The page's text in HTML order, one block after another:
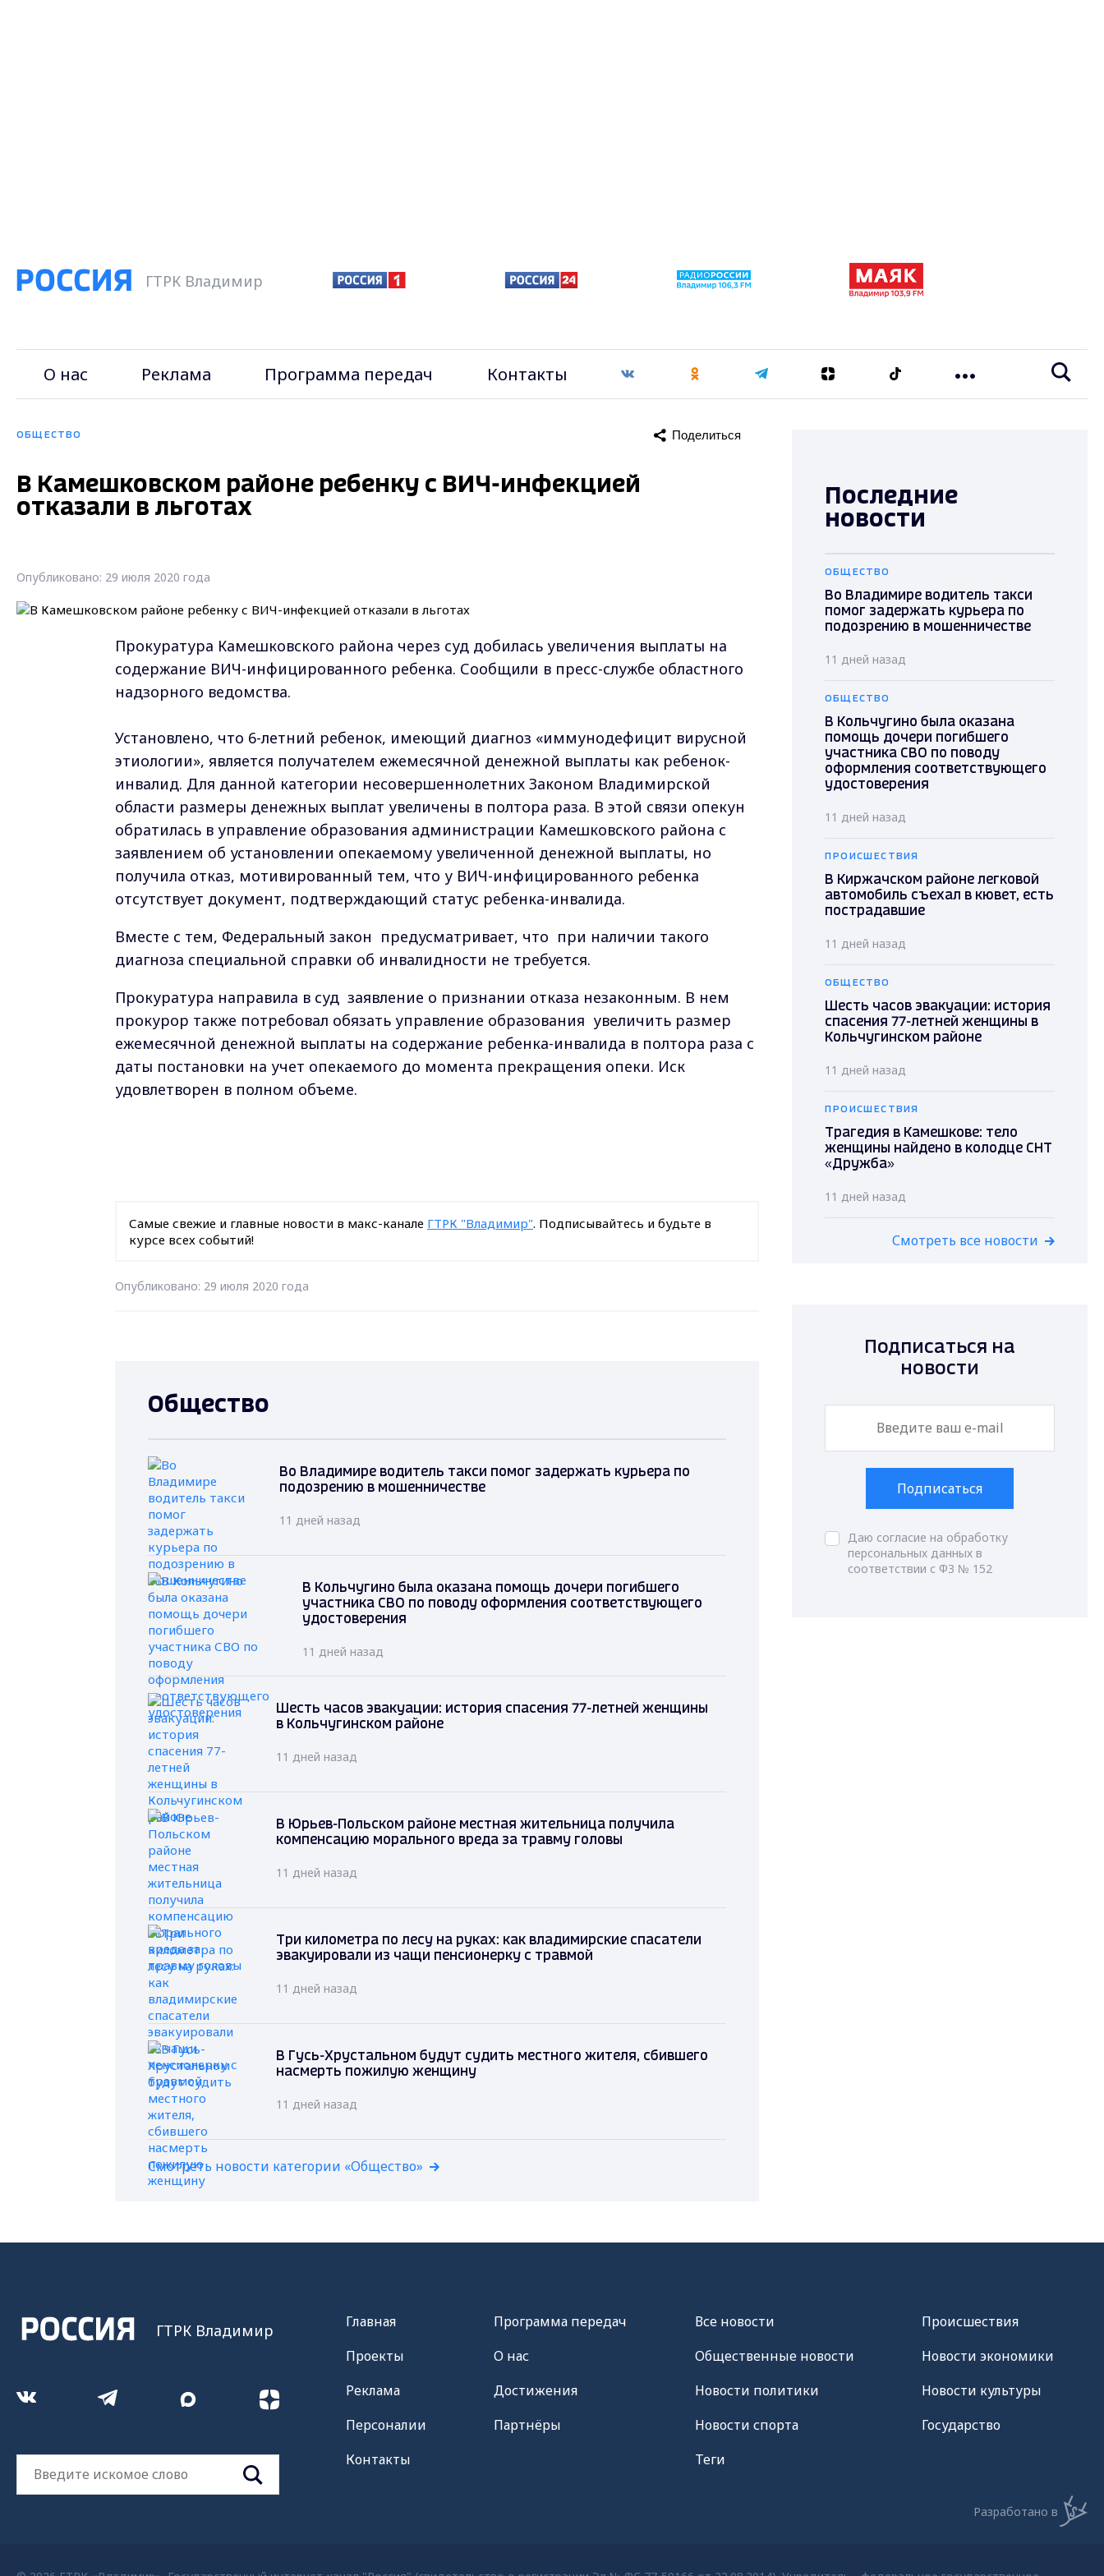
ГТРК Владимир
О нас Реклама Программа передач Контакты
ОБЩЕСТВО Поделиться
В Камешковском районе ребенку с ВИЧ-инфекцией
отказали в льготах
Опубликовано: 29 июля 2020 года
Прокуратура Камешковского района через суд добилась увеличения выплаты на
содержание ВИЧ-инфицированного ребенка. Сообщили в пресс-службе областного
надзорного ведомства.
Установлено, что 6-летний ребенок, имеющий диагноз «иммунодефицит вирусной
этиологии», является получателем ежемесячной денежной выплаты как ребенок-
инвалид. Для данной категории несовершеннолетних Законом Владимирской
области размеры денежных выплат увеличены в полтора раза. В этой связи опекун
обратилась в управление образования администрации Камешковского района с
заявлением об установлении опекаемому увеличенной денежной выплаты, но
получила отказ, мотивированный тем, что у ВИЧ-инфицированного ребенка
отсутствует документ, подтверждающий статус ребенка-инвалида.
Вместе с тем, Федеральный закон предусматривает, что при наличии такого
диагноза специальной справки об инвалидности не требуется.
Прокуратура направила в суд заявление о признании отказа незаконным. В нем
прокурор также потребовал обязать управление образования увеличить размер
ежемесячной денежной выплаты на содержание ребенка-инвалида в полтора раза с
даты постановки на учет опекаемого до момента прекращения опеки. Иск
удовлетворен в полном объеме.
Самые свежие и главные новости в макс-канале ГТРК "Владимир". Подписывайтесь и будьте в
курсе всех событий!
Опубликовано: 29 июля 2020 года
Общество
Во Владимире водитель такси помог задержать курьера по
подозрению в мошенничестве
11 дней назад
В Кольчугино была оказана помощь дочери погибшего
участника СВО по поводу оформления соответствующего
удостоверения
11 дней назад
Шесть часов эвакуации: история спасения 77-летней женщины
в Кольчугинском районе
11 дней назад
В Юрьев-Польском районе местная жительница получила
компенсацию морального вреда за травму головы
11 дней назад
Три километра по лесу на руках: как владимирские спасатели
эвакуировали из чащи пенсионерку с травмой
11 дней назад
В Гусь-Хрустальном будут судить местного жителя, сбившего
насмерть пожилую женщину
11 дней назад
Смотреть новости категории «Общество»
Последние
новости
ОБЩЕСТВО
Во Владимире водитель такси
помог задержать курьера по
подозрению в мошенничестве
11 дней назад
ОБЩЕСТВО
В Кольчугино была оказана
помощь дочери погибшего
участника СВО по поводу
оформления соответствующего
удостоверения
11 дней назад
ПРОИСШЕСТВИЯ
В Киржачском районе легковой
автомобиль съехал в кювет, есть
пострадавшие
11 дней назад
ОБЩЕСТВО
Шесть часов эвакуации: история
спасения 77-летней женщины в
Кольчугинском районе
11 дней назад
ПРОИСШЕСТВИЯ
Трагедия в Камешкове: тело
женщины найдено в колодце СНТ
«Дружба»
11 дней назад
Смотреть все новости
Подписаться на
новости
Подписаться
Даю согласие на обработку
персональных данных в
соответствии с ФЗ № 152
ГТРК Владимир
Главная
Проекты
Реклама
Персоналии
Контакты
Программа передач
О нас
Достижения
Партнёры
Все новости
Общественные новости
Новости политики
Новости спорта
Теги
Происшествия
Новости экономики
Новости культуры
Государство
Разработано в